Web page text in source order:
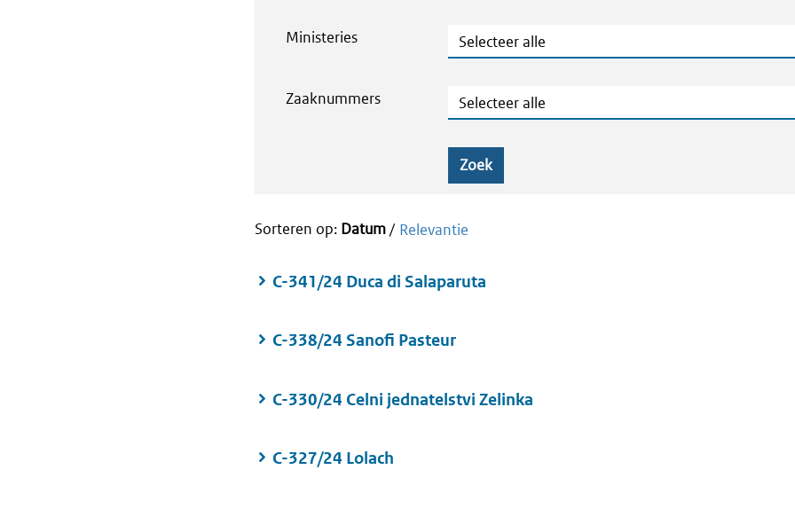
Ministeries Ministeries
Zaaknummers Zaaknummers
Zoek
Sorteren op: Datum/ Relevantie
C-341/24 Duca di Salaparuta
C-338/24 Sanofi Pasteur
C-330/24 Celni jednatelstvi Zelinka
C-327/24 Lolach